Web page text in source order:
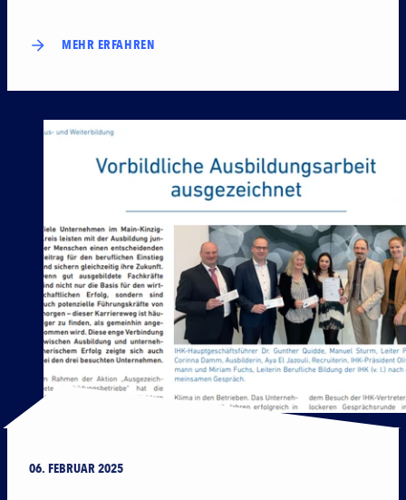
MEHR ERFAHREN
06. FEBRUAR 2025